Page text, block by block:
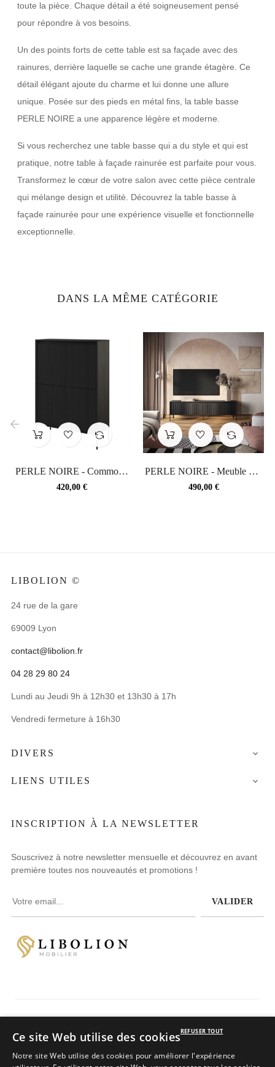
toute la pièce. Chaque détail a été soigneusement pensé
pour répondre à vos besoins.
Un des points forts de cette table est sa façade avec des
rainures, derrière laquelle se cache une grande étagère. Ce
détail élégant ajoute du charme et lui donne une allure
unique. Posée sur des pieds en métal fins, la table basse
PERLE NOIRE a une apparence légère et moderne.
Si vous recherchez une table basse qui a du style et qui est
pratique, notre table à façade rainurée est parfaite pour vous.
Transformez le cœur de votre salon avec cette pièce centrale
qui mélange design et utilité. Découvrez la table basse à
façade rainurée pour une expérience visuelle et fonctionnelle
exceptionnelle.
DANS LA MÊME CATÉGORIE
PERLE NOIRE - Commode
avec éclairage - 98cm x...
Prix
420,00 €
PERLE NOIRE - Meuble TV
4 portes avec éclairage...
Prix
490,00 €
›
LIBOLION ©
24 rue de la gare
69009 Lyon
contact@libolion.fr
04 28 29 80 24
Lundi au Jeudi 9h à 12h30 et 13h30 à 17h
Vendredi fermeture à 16h30
DIVERS 
LIENS UTILES 
INSCRIPTION À LA NEWSLETTER
Souscrivez à notre newsletter mensuelle et découvrez en avant
première toutes nos nouveautés et promotions !
VALIDER
4.8/5 sur 234 avis
Ce site Web utilise des cookies
Notre site Web utilise des cookies pour améliorer l'expérience
REFUSER TOUT